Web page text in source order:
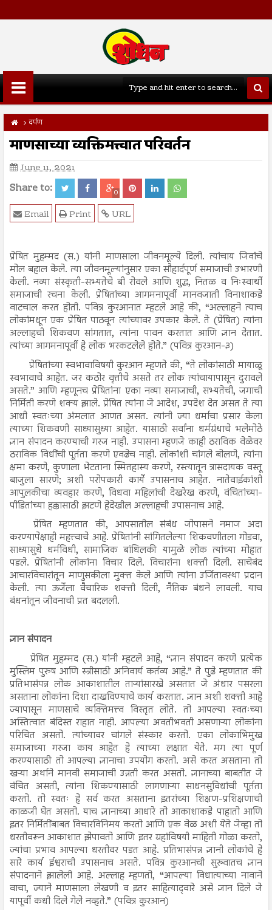
दर्पण
माणसाच्या व्यक्तिमत्त्वात परिवर्तन
June 11, 2021
Share to: 0
URL
Print
Email
प्रेषित मुहम्मद (स.) यांनी माणसाला जीवनमूल्ये दिली. त्यांचाय जिवांचे
मोल बहाल केले. त्या जीवनमूल्यांनुसार एका सौहार्दपूर्ण समाजाची उभारणी
केली. नव्या संस्कृती-सभ्यतेचे बी रोवले आणि शुद्ध, नितळ व निःस्वार्थी
समाजाची रचना केली. प्रेषितांच्या आगमनापूर्वी मानवजाती विनाशाकडे
वाटचाल करत होती. पवित्र कुरआनात म्हटले आहे की, “अल्लाहने त्याच
लोकांमधून एक प्रेषित पाठवून त्यांच्यावर उपकार केले. ते (प्रेषित) त्यांना
अल्लाहची शिकवण सांगतात, त्यांना पावन करतात आणि ज्ञान देतात.
त्यांच्या आगमनापूर्वी हे लोक भरकटलेले होते.” (पवित्र कुरआन-३)
प्रेषितांच्या स्वभावाविषयी कुरआन म्हणते की, “ते लोकांसाठी मायाळू
स्वभावाचे आहेत. जर कठोर वृत्तीचे असते तर लोक त्यांचायापासून दुरावले
असते.” आणि म्हणूनच प्रेषितांना एका नव्या समाजाची, सभ्यतेची, जगाची
निर्मिती करणे शक्य झाले. प्रेषित त्यांना जे आदेश, उपदेश देत असत ते त्या
आधी स्वतःच्या अंमलात आणत असत. त्यांनी ज्या धर्माचा प्रसार केला
त्याच्या शिकवणी साध्यासुध्या आहेत. यासाठी सर्वांना धर्मग्रंथाचे भलेमोठे
ज्ञान संपादन करण्याची गरज नाही. उपासना म्हणजे काही ठराविक वेळेवर
ठराविक विधींची पूर्तता करणे एवढेच नाही. लोकांशी चांगले बोलणे, त्यांना
क्षमा करणे, कुणाला भेटताना स्मितहास्य करणे, रस्त्यातून त्रासदायक वस्तू
बाजुला सारणे; अशी परोपकारी कार्ये उपासनाच आहेत. नातेवाईकांशी
आपुलकीचा व्यवहार करणे, विधवा महिलांची देखरेख करणे, वंचितांच्या-
पीडितांच्या हक्कासाठी झटणे हेदेखील अल्लाहची उपासनाच आहे.
प्रेषित म्हणतात की, आपसातील संबंध जोपासने नमाज अदा
करण्यापेक्षाही महत्त्वाचे आहे. प्रेषितांनी सांगितलेल्या शिकवणीतला गोडवा,
साध्यासुधे धर्मविधी, सामाजिक बांधिलकी यामुळे लोक त्यांच्या मोहात
पडले. प्रेषितांनी लोकांना विचार दिले. विचारांना शक्ती दिली. साचेबंद
आचारविचारांतून माणुसकीला मुक्त केले आणि त्यांना उर्जितावस्था प्रदान
केली. त्या ऊर्जेला वैचारिक शक्ती दिली, नैतिक बंधने लावली. याच
बंधनांतून जीवनाची प्रत बदलली.
ज्ञान संपादन
प्रेषित मुहम्मद (स.) यांनी म्हटले आहे, “ज्ञान संपादन करणे प्रत्येक
मुस्लिम पुरुष आणि स्त्रीसाठी अनिवार्य कर्तव्य आहे.” ते पुढे म्हणतात की
प्रतिभासंपन्न लोक आकाशातील ताऱ्यांसारखे असतात जे अंधार पसरला
असताना लोकांना दिशा दाखविण्याचे कार्य करतात. ज्ञान अशी शक्ती आहे
ज्यापासून माणसाचे व्यक्तिमत्त्व विस्तृत लोते. तो आपल्या स्वतःच्या
अस्तित्वात बंदिस्त राहात नाही. आपल्या अवतीभवती असणाऱ्या लोकांना
परिचित असतो. त्यांच्यावर चांगले संस्कार करतो. एका लोकाभिमुख
समाजाच्या गरजा काय आहेत हे त्याच्या लक्षात येते. मग त्या पूर्ण
करण्यासाठी तो आपल्या ज्ञानाचा उपयोग करतो. असे करत असताना तो
खऱ्या अर्थाने मानवी समाजाची उन्नती करत असतो. ज्ञानाच्या बाबतीत जे
वंचित असती, त्यांना शिकण्यासाठी लागणाऱ्या साधनसुविधांची पूर्तता
करतो. तो स्वतः हे सर्व करत असताना इतरांच्या शिक्षण-प्रशिक्षणाची
काळजी घेत असतो. याच ज्ञानाच्या आधारे तो आकाशाकडे पाहातो आणि
इतर निर्मितींबाबत विचारविनिमय करतो आणि एक वेळ अशी येते जेव्हा तो
धरतीवरून आकाशात झेपावतो आणि इतर ग्रहांविषयी माहिती गोळा करतो,
ज्यांचा प्रभाव आपल्या धरतीवर पडत आहे. प्रतिभासंपन्न ज्ञानी लोकांचे हे
सारे कार्य ईश्वराची उपासनाच असते. पवित्र कुरआनची सुरुवातच ज्ञान
संपादनाने झालेली आहे. अल्लाह म्हणतो, “आपल्या विधात्याच्या नावाने
वाचा, ज्याने माणसाला लेखणी व इतर साहित्याद्‌वारे असे ज्ञान दिले जे
यापूर्वी कधी दिले गेले नव्हते.” (पवित्र कुरआन)